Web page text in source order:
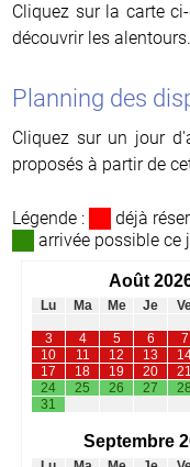
Cliquez sur la carte
découvrir les alentours.
Planning des
Cliquez sur un jour
proposés à partir de
Légende : déjà
arrivée possible ce